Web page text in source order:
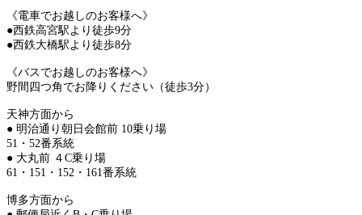
《電車でお越しのお客様へ》
●西鉄高宮駅より徒歩9分
●西鉄大橋駅より徒歩8分
《バスでお越しのお客様へ》
野間四つ角でお降りください（徒歩3分）
天神方面から
● 明治通り朝日会館前 10乗り場
51・52番系統
● 大丸前 ４C乗り場
61・151・152・161番系統
博多方面から